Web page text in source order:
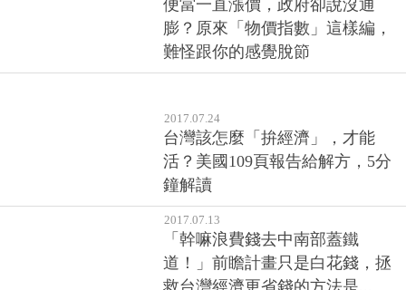
便當一直漲價，政府卻說沒通
膨？原來「物價指數」這樣編，
難怪跟你的感覺脫節
2017.07.24
台灣該怎麼「拚經濟」，才能
活？美國109頁報告給解方，5分
鐘解讀
2017.07.13
「幹嘛浪費錢去中南部蓋鐵
道！」前瞻計畫只是白花錢，拯
救台灣經濟更省錢的方法是...